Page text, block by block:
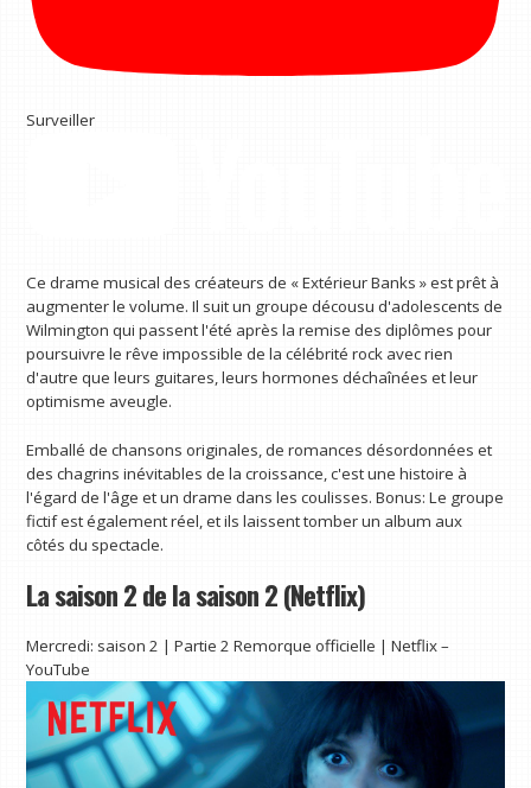
Surveiller
Ce drame musical des créateurs de « Extérieur Banks » est prêt à
augmenter le volume. Il suit un groupe décousu d'adolescents de
Wilmington qui passent l'été après la remise des diplômes pour
poursuivre le rêve impossible de la célébrité rock avec rien
d'autre que leurs guitares, leurs hormones déchaînées et leur
optimisme aveugle.
Emballé de chansons originales, de romances désordonnées et
des chagrins inévitables de la croissance, c'est une histoire à
l'égard de l'âge et un drame dans les coulisses. Bonus: Le groupe
fictif est également réel, et ils laissent tomber un album aux
côtés du spectacle.
La saison 2 de la saison 2 (Netflix)
Mercredi: saison 2 | Partie 2 Remorque officielle | Netflix –
YouTube